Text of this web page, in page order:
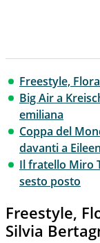
Freestyle,
Big Air a
emiliana
Coppa del
davanti a
Il fratello Miro
sesto posto
Freestyle,
Silvia